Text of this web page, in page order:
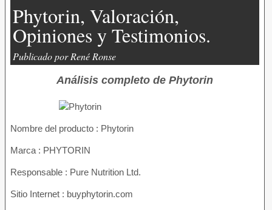
Phytorin, Valoración,
Opiniones y Testimonios.
Publicado por René Ronse
Análisis completo de Phytorin
Nombre del producto : Phytorin
Marca : PHYTORIN
Responsable : Pure Nutrition Ltd.
Sitio Internet : buyphytorin.com